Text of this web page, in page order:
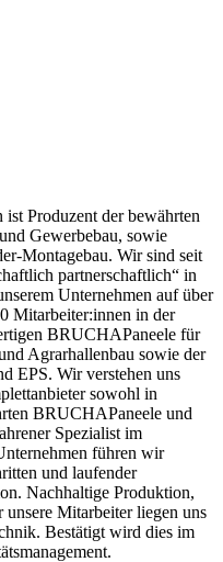
Produzent der bewährten
Gewerbebau, sowie
Montagebau. Wir sind seit
partnerschaftlich“ in
Unternehmen auf über
Mitarbeiter:innen in der
BRUCHAPaneele für
Agrarhallenbau sowie der
EPS. Wir verstehen uns
sowohl in
BRUCHAPaneele und
Spezialist im
führen wir
und laufender
Nachhaltige Produktion,
Mitarbeiter liegen uns
Bestätigt wird dies im